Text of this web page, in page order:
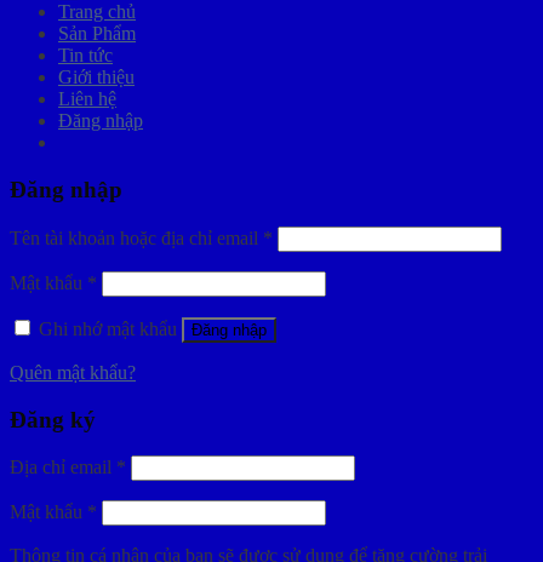
Trang chủ
Sản Phẩm
Tin tức
Giới thiệu
Liên hệ
Đăng nhập
Đăng nhập
Tên tài khoản hoặc địa chỉ email *
Mật khẩu *
Ghi nhớ mật khẩu Đăng nhập
Quên mật khẩu?
Đăng ký
Địa chỉ email *
Mật khẩu *
Thông tin cá nhân của bạn sẽ được sử dụng để tăng cường trải